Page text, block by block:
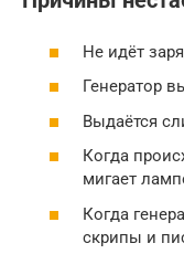
Не идёт
Генератор
Выдаётся
Когда
мигает
Когда
скрипы и